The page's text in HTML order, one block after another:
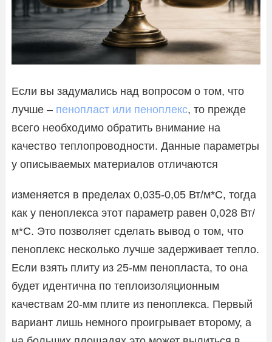
Если вы задумались над вопросом о том, что
лучше – пенопласт или пеноплекс, то прежде
всего необходимо обратить внимание на
качество теплопроводности. Данные параметры
у описываемых материалов отличаются
изменяется в пределах 0,035-0,05 Вт/м*С, тогда
как у пеноплекса этот параметр равен 0,028 Вт/
м*С. Это позволяет сделать вывод о том, что
пеноплекс несколько лучше задерживает тепло.
Если взять плиту из 25-мм пенопласта, то она
будет идентична по теплоизоляционным
качествам 20-мм плите из пеноплекса. Первый
вариант лишь немного проигрывает второму, а